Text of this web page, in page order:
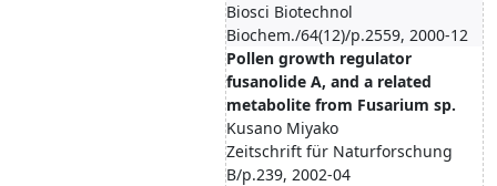
Biosci Biotechnol
Biochem./64(12)/p.2559, 2000-12
Pollen growth regulator
fusanolide A, and a related
metabolite from Fusarium sp.
Kusano Miyako
Zeitschrift für Naturforschung
B/p.239, 2002-04